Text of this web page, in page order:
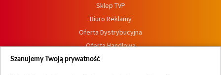
Sklep TVP
Biuro Reklamy
Oferta Dystrybucyjna
Oferta Handlowa
Dostępność
Szanujemy Twoją prywatność